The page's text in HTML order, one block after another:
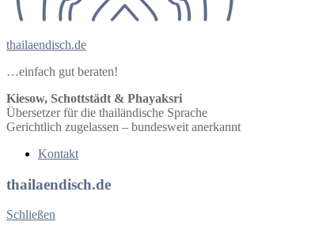
thailaendisch.de
…einfach gut beraten!
Kiesow, Schottstädt & Phayaksri
Übersetzer für die thailändische Sprache
Gerichtlich zugelassen – bundesweit anerkannt
Kontakt
thailaendisch.de
Schließen